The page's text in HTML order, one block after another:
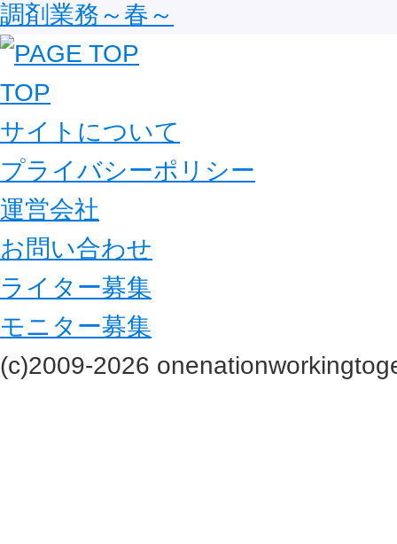
調剤業務～春～
TOP
サイトについて
プライバシーポリシー
運営会社
お問い合わせ
ライター募集
モニター募集
(c)2009-2026